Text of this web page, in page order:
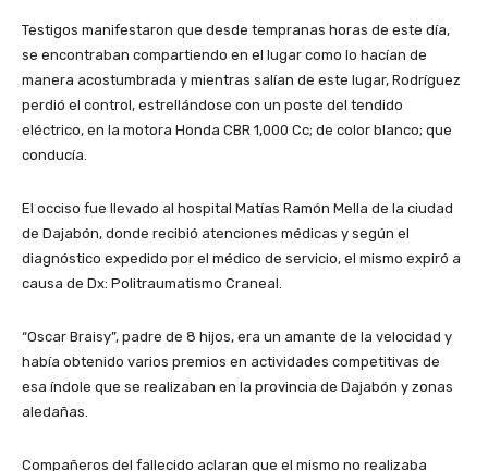
Testigos manifestaron que desde tempranas horas de este día,
se encontraban compartiendo en el lugar como lo hacían de
manera acostumbrada y mientras salían de este lugar, Rodríguez
perdió el control, estrellándose con un poste del tendido
eléctrico, en la motora Honda CBR 1,000 Cc; de color blanco; que
conducía.
El occiso fue llevado al hospital Matías Ramón Mella de la ciudad
de Dajabón, donde recibió atenciones médicas y según el
diagnóstico expedido por el médico de servicio, el mismo expiró a
causa de Dx: Politraumatismo Craneal.
“Oscar Braisy”, padre de 8 hijos, era un amante de la velocidad y
había obtenido varios premios en actividades competitivas de
esa índole que se realizaban en la provincia de Dajabón y zonas
aledañas.
Compañeros del fallecido aclaran que el mismo no realizaba